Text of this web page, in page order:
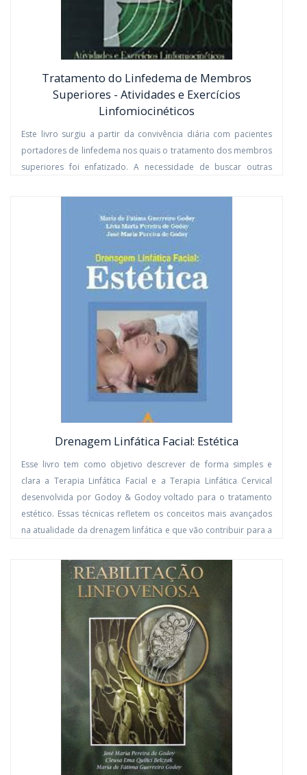
Tratamento do Linfedema de Membros
Superiores - Atividades e Exercícios
Linfomiocinéticos
Este livro surgiu a partir da convivência diária com pacientes
portadores de linfedema nos quais o tratamento dos membros
superiores foi enfatizado. A necessidade de buscar outras
acesso a todas as classes sociais em igual condição, para a
realidade de cada paciente de modo individualizado, trazendo
maior independência aos pacientes frente ao tratamento e
sobre tudo obtenção de melhores resultados.
COMPRAR
Drenagem Linfática Facial: Estética
Esse livro tem como objetivo descrever de forma simples e
clara a Terapia Linfática Facial e a Terapia Linfática Cervical
desenvolvida por Godoy & Godoy voltado para o tratamento
estético. Essas técnicas refletem os conceitos mais avançados
na atualidade da drenagem linfática e que vão contribuir para a
COMPRAR